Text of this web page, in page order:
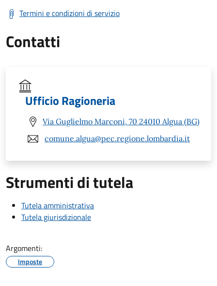
Termini e condizioni di servizio
Contatti
Ufficio Ragioneria
Via Guglielmo Marconi, 70 24010 Algua (BG)
comune.algua@pec.regione.lombardia.it
Strumenti di tutela
Tutela amministrativa
Tutela giurisdizionale
Argomenti:
Imposte